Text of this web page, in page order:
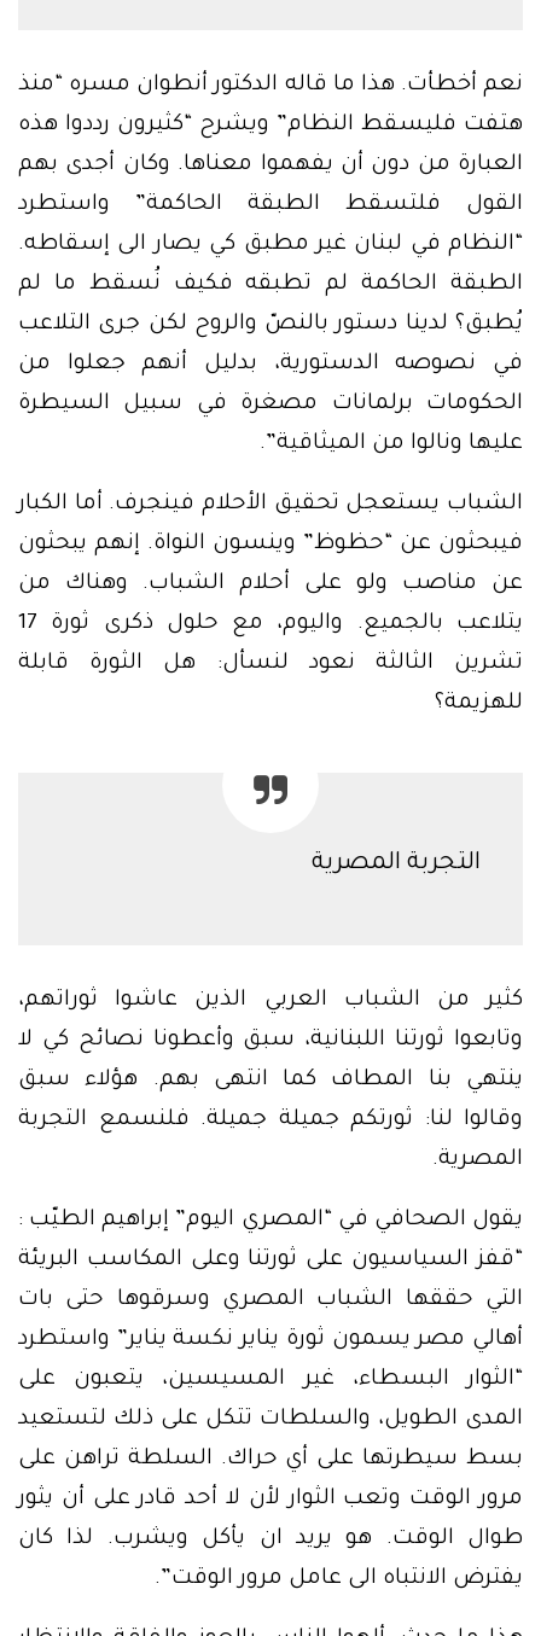
نعم أخطأت. هذا ما قاله الدكتور أنطوان مسره “منذ
هتفت فليسقط النظام” ويشرح “كثيرون رددوا هذه
العبارة من دون أن يفهموا معناها. وكان أجدى بهم
القول فلتسقط الطبقة الحاكمة” واستطرد
“النظام في لبنان غير مطبق كي يصار الى إسقاطه.
الطبقة الحاكمة لم تطبقه فكيف نُسقط ما لم
يُطبق؟ لدينا دستور بالنصّ والروح لكن جرى التلاعب
في نصوصه الدستورية، بدليل أنهم جعلوا من
الحكومات برلمانات مصغرة في سبيل السيطرة
عليها ونالوا من الميثاقية”.
الشباب يستعجل تحقيق الأحلام فينجرف. أما الكبار
فيبحثون عن “حظوظ” وينسون النواة. إنهم يبحثون
عن مناصب ولو على أحلام الشباب. وهناك من
يتلاعب بالجميع. واليوم، مع حلول ذكرى ثورة 17
تشرين الثالثة نعود لنسأل: هل الثورة قابلة
للهزيمة؟
التجربة المصرية
كثير من الشباب العربي الذين عاشوا ثوراتهم،
وتابعوا ثورتنا اللبنانية، سبق وأعطونا نصائح كي لا
ينتهي بنا المطاف كما انتهى بهم. هؤلاء سبق
وقالوا لنا: ثورتكم جميلة جميلة. فلنسمع التجربة
المصرية.
يقول الصحافي في “المصري اليوم” إبراهيم الطيّب :
“قفز السياسيون على ثورتنا وعلى المكاسب البريئة
التي حققها الشباب المصري وسرقوها حتى بات
أهالي مصر يسمون ثورة يناير نكسة يناير” واستطرد
“الثوار البسطاء، غير المسيسين، يتعبون على
المدى الطويل، والسلطات تتكل على ذلك لتستعيد
بسط سيطرتها على أي حراك. السلطة تراهن على
مرور الوقت وتعب الثوار لأن لا أحد قادر على أن يثور
طوال الوقت. هو يريد ان يأكل ويشرب. لذا كان
يفترض الانتباه الى عامل مرور الوقت”.